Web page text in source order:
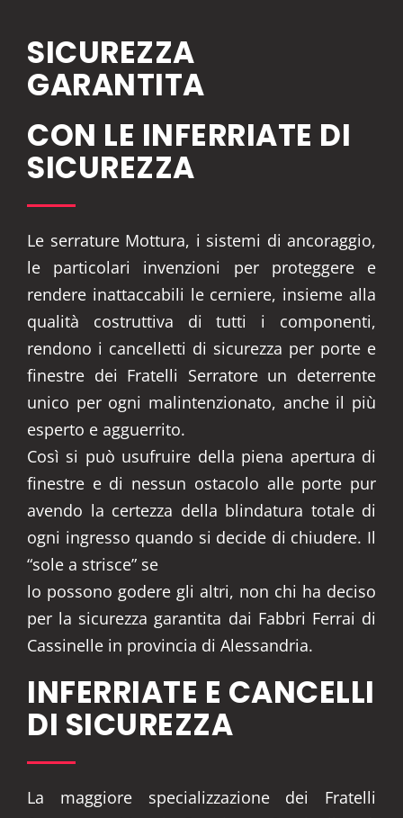
SICUREZZA
GARANTITA
CON LE INFERRIATE DI
SICUREZZA
Le serrature Mottura, i sistemi di ancoraggio,
le particolari invenzioni per proteggere e
rendere inattaccabili le cerniere, insieme alla
qualità costruttiva di tutti i componenti,
rendono i cancelletti di sicurezza per porte e
finestre dei Fratelli Serratore un deterrente
unico per ogni malintenzionato, anche il più
esperto e agguerrito.
Così si può usufruire della piena apertura di
finestre e di nessun ostacolo alle porte pur
avendo la certezza della blindatura totale di
ogni ingresso quando si decide di chiudere. Il
“sole a strisce” se
lo possono godere gli altri, non chi ha deciso
per la sicurezza garantita dai Fabbri Ferrai di
Cassinelle in provincia di Alessandria.
INFERRIATE E CANCELLI
DI SICUREZZA
La maggiore specializzazione dei Fratelli